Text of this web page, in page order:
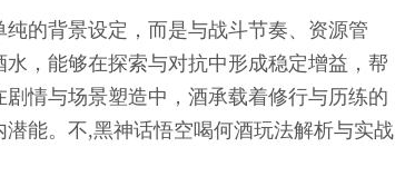
的背景设定，而是与战斗节奏、资源管
，能够在探索与对抗中形成稳定增益，帮
情与场景塑造中，酒承载着修行与历练的
能。不,黑神话悟空喝何酒玩法解析与实战